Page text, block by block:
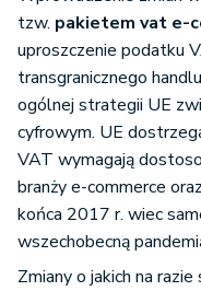
tzw. pakietem vat e-
uproszczenie podatku
transgranicznego
ogólnej strategii UE
cyfrowym. UE
VAT wymagają
branży e-commerce
końca 2017 r. wiec
wszechobecną
Zmiany o jakich na